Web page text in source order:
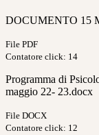
DOCUMENTO 15
File PDF
Contatore click: 14
Programma di
maggio 22- 23.docx
File DOCX
Contatore click: 12